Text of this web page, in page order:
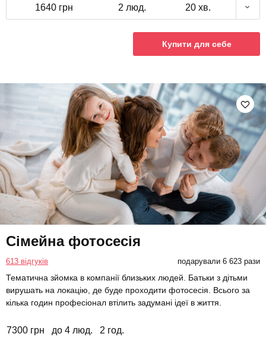
1640 грн 2 люд. 20 хв.
Купити для себе
Сімейна фотосесія
613 відгуків подарували 6 623 рази
Тематична зйомка в компанії близьких людей. Батьки з дітьми
вирушать на локацію, де буде проходити фотосесія. Всього за
кілька годин професіонал втілить задумані ідеї в життя.
7300 грн до 4 люд. 2 год.